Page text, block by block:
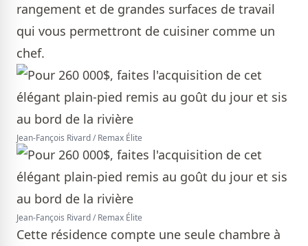
rangement et de grandes surfaces de travail
qui vous permettront de cuisiner comme un
chef.
Jean-Fançois Rivard / Remax Élite
Jean-Fançois Rivard / Remax Élite
Cette résidence compte une seule chambre à